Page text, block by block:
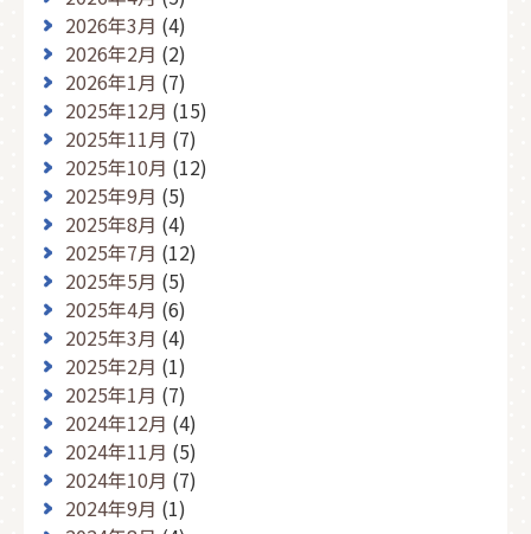
2026年3月 (4)
2026年2月 (2)
2026年1月 (7)
2025年12月 (15)
2025年11月 (7)
2025年10月 (12)
2025年9月 (5)
2025年8月 (4)
2025年7月 (12)
2025年5月 (5)
2025年4月 (6)
2025年3月 (4)
2025年2月 (1)
2025年1月 (7)
2024年12月 (4)
2024年11月 (5)
2024年10月 (7)
2024年9月 (1)